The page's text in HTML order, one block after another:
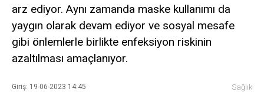
SAĞLIK
SERVISLER
KÜNYE
arz ediyor. Aynı zamanda maske kullanımı da
yaygın olarak devam ediyor ve sosyal mesafe
gibi önlemlerle birlikte enfeksiyon riskinin
azaltılması amaçlanıyor.
Giriş: 19-06-2023 14:45
Sağlık